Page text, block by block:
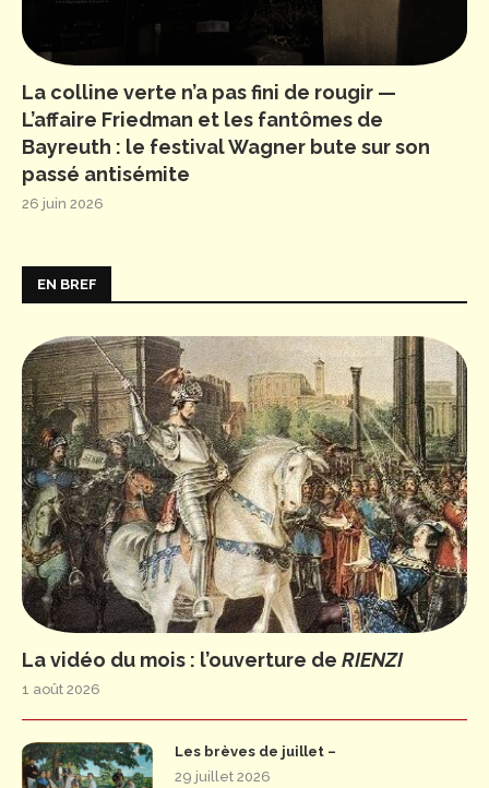
La colline verte n’a pas fini de rougir —
L’affaire Friedman et les fantômes de
Bayreuth : le festival Wagner bute sur son
passé antisémite
26 juin 2026
EN BREF
La vidéo du mois : l’ouverture de RIENZI
1 août 2026
Les brèves de juillet –
29 juillet 2026